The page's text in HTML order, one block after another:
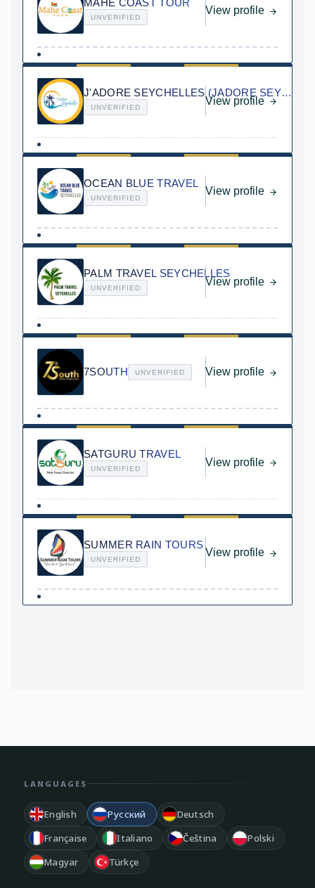
MAHE COAST TOUR
UNVERIFIED
View profile
J'ADORE SEYCHELLES (JADORE SEYCHELLES)
UNVERIFIED
View profile
OCEAN BLUE TRAVEL
UNVERIFIED
View profile
PALM TRAVEL SEYCHELLES
UNVERIFIED
View profile
7SOUTH UNVERIFIED View profile
SATGURU TRAVEL
UNVERIFIED
View profile
SUMMER RAIN TOURS
UNVERIFIED
View profile
LANGUAGES
English Русский
Deutsch
Française
Italiano Čeština
Polski
Magyar
Türkçe